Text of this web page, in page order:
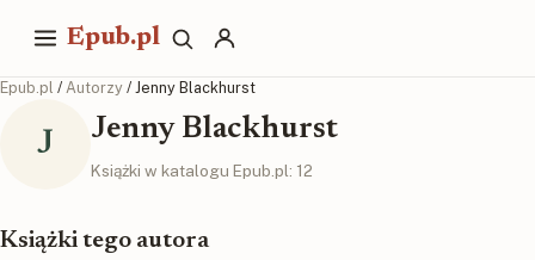
Epub.pl
Epub.pl / Autorzy / Jenny Blackhurst
J Jenny Blackhurst
Książki w katalogu Epub.pl: 12
Książki tego autora